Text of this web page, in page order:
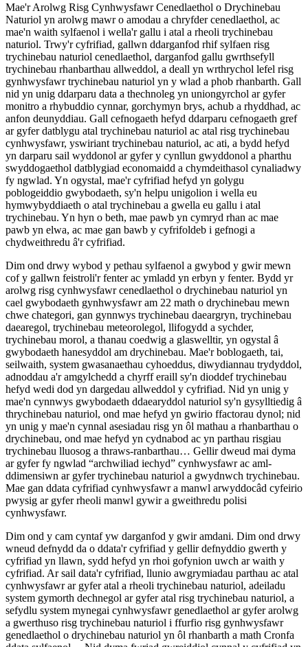
Mae'r Arolwg Risg Cynhwysfawr Cenedlaethol o Drychinebau
Naturiol yn arolwg mawr o amodau a chryfder cenedlaethol, ac
mae'n waith sylfaenol i wella'r gallu i atal a rheoli trychinebau
naturiol. Trwy'r cyfrifiad, gallwn ddarganfod rhif sylfaen risg
trychinebau naturiol cenedlaethol, darganfod gallu gwrthsefyll
trychinebau rhanbarthau allweddol, a deall yn wrthrychol lefel risg
gynhwysfawr trychinebau naturiol yn y wlad a phob rhanbarth. Gall
nid yn unig ddarparu data a thechnoleg yn uniongyrchol ar gyfer
monitro a rhybuddio cynnar, gorchymyn brys, achub a rhyddhad, ac
anfon deunyddiau. Gall cefnogaeth hefyd ddarparu cefnogaeth gref
ar gyfer datblygu atal trychinebau naturiol ac atal risg trychinebau
cynhwysfawr, yswiriant trychinebau naturiol, ac ati, a bydd hefyd
yn darparu sail wyddonol ar gyfer y cynllun gwyddonol a pharthu
swyddogaethol datblygiad economaidd a chymdeithasol cynaliadwy
fy ngwlad. Yn ogystal, mae'r cyfrifiad hefyd yn golygu
poblogeiddio gwybodaeth, sy'n helpu unigolion i wella eu
hymwybyddiaeth o atal trychinebau a gwella eu gallu i atal
trychinebau. Yn hyn o beth, mae pawb yn cymryd rhan ac mae
pawb yn elwa, ac mae gan bawb y cyfrifoldeb i gefnogi a
chydweithredu â'r cyfrifiad.
Dim ond drwy wybod y pethau sylfaenol a gwybod y gwir mewn
cof y gallwn feistroli'r fenter ac ymladd yn erbyn y fenter. Bydd yr
arolwg risg cynhwysfawr cenedlaethol o drychinebau naturiol yn
cael gwybodaeth gynhwysfawr am 22 math o drychinebau mewn
chwe chategori, gan gynnwys trychinebau daeargryn, trychinebau
daearegol, trychinebau meteorolegol, llifogydd a sychder,
trychinebau morol, a thanau coedwig a glaswelltir, yn ogystal â
gwybodaeth hanesyddol am drychinebau. Mae'r boblogaeth, tai,
seilwaith, system gwasanaethau cyhoeddus, diwydiannau trydyddol,
adnoddau a'r amgylchedd a chyrff eraill sy'n dioddef trychinebau
hefyd wedi dod yn dargedau allweddol y cyfrifiad. Nid yn unig y
mae'n cynnwys gwybodaeth ddaearyddol naturiol sy'n gysylltiedig â
thrychinebau naturiol, ond mae hefyd yn gwirio ffactorau dynol; nid
yn unig y mae'n cynnal asesiadau risg yn ôl mathau a rhanbarthau o
drychinebau, ond mae hefyd yn cydnabod ac yn parthau risgiau
trychinebau lluosog a thraws-ranbarthau… Gellir dweud mai dyma
ar gyfer fy ngwlad “archwiliad iechyd” cynhwysfawr ac aml-
ddimensiwn ar gyfer trychinebau naturiol a gwydnwch trychinebau.
Mae gan ddata cyfrifiad cynhwysfawr a manwl arwyddocâd cyfeirio
pwysig ar gyfer rheoli manwl gywir a gweithredu polisi
cynhwysfawr.
Dim ond y cam cyntaf yw darganfod y gwir amdani. Dim ond drwy
wneud defnydd da o ddata'r cyfrifiad y gellir defnyddio gwerth y
cyfrifiad yn llawn, sydd hefyd yn rhoi gofynion uwch ar waith y
cyfrifiad. Ar sail data'r cyfrifiad, llunio awgrymiadau parthau ac atal
cynhwysfawr ar gyfer atal a rheoli trychinebau naturiol, adeiladu
system gymorth dechnegol ar gyfer atal risg trychinebau naturiol, a
sefydlu system mynegai cynhwysfawr genedlaethol ar gyfer arolwg
a gwerthuso risg trychinebau naturiol i ffurfio risg gynhwysfawr
genedlaethol o drychinebau naturiol yn ôl rhanbarth a math Cronfa